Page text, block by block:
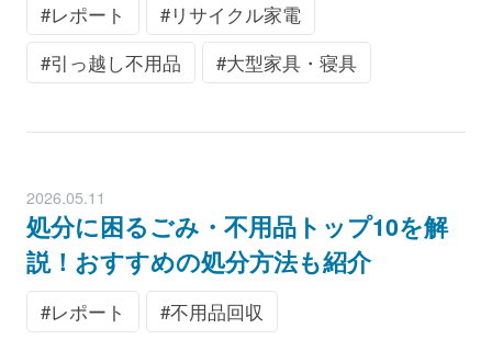
レポート
リサイクル家電
引っ越し不用品
大型家具・寝具
2026.05.11
処分に困るごみ・不用品トップ10を解
説！おすすめの処分方法も紹介
レポート 不用品回収